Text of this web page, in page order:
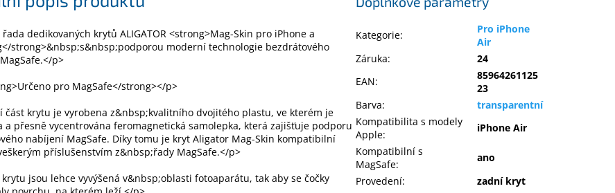
řada dedikovaných krytů ALIGATOR <strong>Mag-Skin pro iPhone a
strong>&nbsp;s&nbsp;podporou moderní technologie bezdrátového
p>
pro MagSafe</strong></p>
část krytu je vyrobena z&nbsp;kvalitního dvojitého plastu, ve kterém je
a přesně vycentrována feromagnetická samolepka, která zajišťuje podporu
nabíjení MagSafe. Díky tomu je kryt Aligator Mag-Skin kompatibilní
příslušenstvím z&nbsp;řady MagSafe.</p>
krytu jsou lehce vyvýšená v&nbsp;oblasti fotoaparátu, tak aby se čočky
Kategorie:
Pro iPhone
Air
Záruka:
24
EAN:
85964261125
23
Barva:
transparentní
Kompatibilita s modely
Apple:
iPhone Air
Kompatibilní s
MagSafe:
ano
Provedení:
zadní kryt